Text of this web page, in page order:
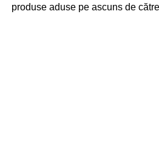
produse aduse pe ascuns de